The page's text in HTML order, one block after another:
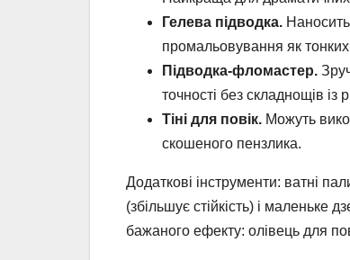
Гелева підводка.
промальовування як
Підводка-фломастер.
точності без складнощів із
Тіні для повік. Можуть
скошеного пензлика.
Додаткові інструменти: ватні
(збільшує стійкість) і маленьке
бажаного ефекту: олівець для